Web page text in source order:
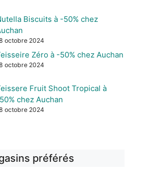
Biscuits à -50% chez
octobre 2024
Zéro à -50% chez Auchan
octobre 2024
Fruit Shoot Tropical à
chez Auchan
octobre 2024
préférés